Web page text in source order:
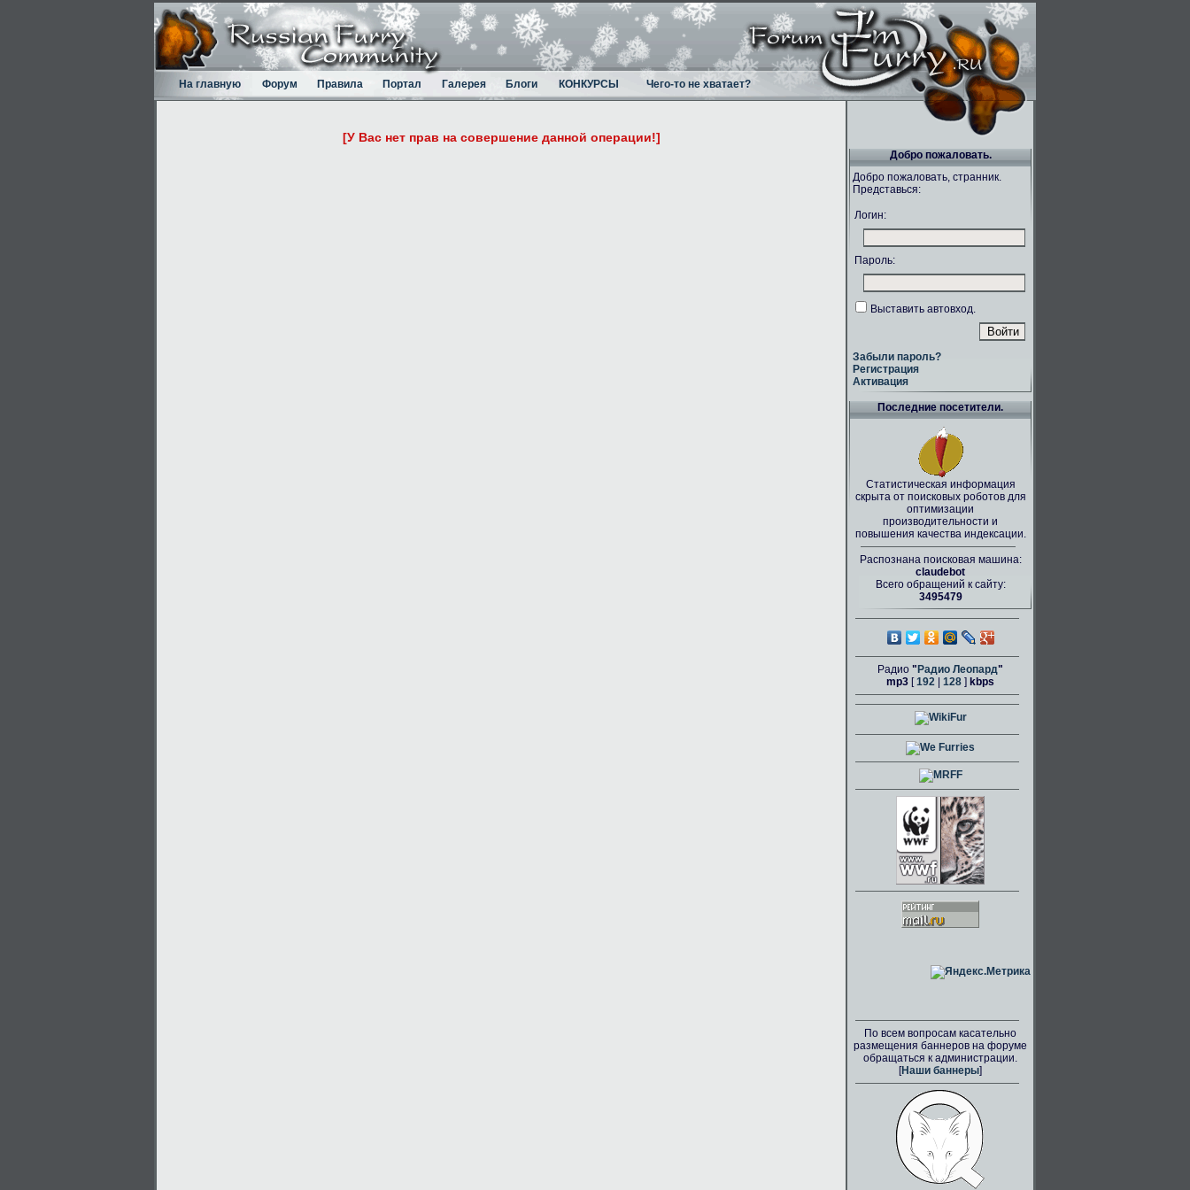
На главную Форум Правила Портал Галерея Блоги КОНКУРСЫ Чего-то не хватает?
[У Вас нет прав на совершение данной операции!]
Добро пожаловать.
Добро пожаловать, странник.
Представься:
Логин:
Пароль:
Выставить автовход.
Забыли пароль?
Регистрация
Активация
Последние посетители.
Статистическая информация
скрыта от поисковых роботов для
оптимизации
производительности и
повышения качества индексации.
Распознана поисковая машина:
claudebot
Всего обращений к сайту:
3495479
Радио " Радио Леопард"
mp3 [192 128 ] kbps
По всем вопросам касательно
размещения баннеров на форуме
обращаться к администрации.
[Наши баннеры]